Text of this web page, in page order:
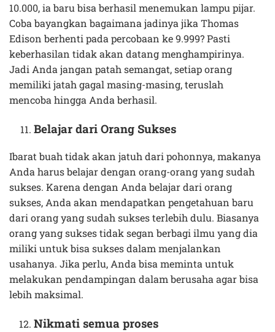
10.000, ia baru bisa berhasil menemukan lampu pijar.
Coba bayangkan bagaimana jadinya jika Thomas
Edison berhenti pada percobaan ke 9.999? Pasti
keberhasilan tidak akan datang menghampirinya.
Jadi Anda jangan patah semangat, setiap orang
memiliki jatah gagal masing-masing, teruslah
mencoba hingga Anda berhasil.
Belajar dari Orang Sukses
Ibarat buah tidak akan jatuh dari pohonnya, makanya
Anda harus belajar dengan orang-orang yang sudah
sukses. Karena dengan Anda belajar dari orang
sukses, Anda akan mendapatkan pengetahuan baru
dari orang yang sudah sukses terlebih dulu. Biasanya
orang yang sukses tidak segan berbagi ilmu yang dia
miliki untuk bisa sukses dalam menjalankan
usahanya. Jika perlu, Anda bisa meminta untuk
melakukan pendampingan dalam berusaha agar bisa
lebih maksimal.
Nikmati semua proses